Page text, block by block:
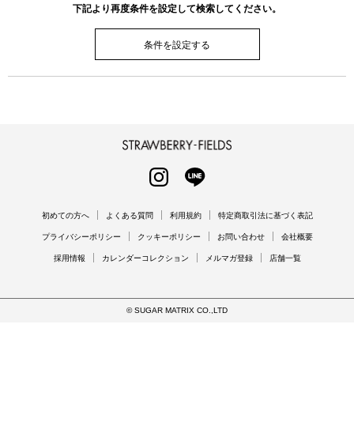
下記より再度条件を設定して検索してください。
条件を設定する
INSTAGRAM
初めての方へ よくある質問 利用規約 特定商取引法に基づく表記
プライバシーポリシー クッキーポリシー お問い合わせ 会社概要
採用情報 カレンダーコレクション メルマガ登録 店舗一覧
© SUGAR MATRIX CO.,LTD